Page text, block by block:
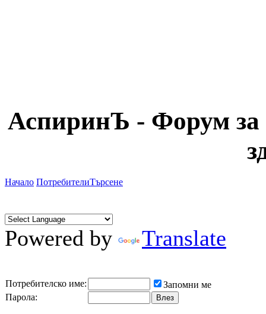
АспиринЪ - Форум за
Начало ПотребителиТърсене
Powered by Translate
Потребителско име:
Запомни ме
Парола: